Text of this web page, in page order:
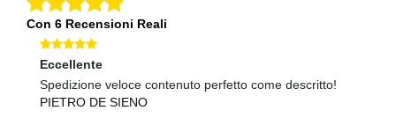
Con 6 Recensioni Reali
Eccellente
Spedizione veloce contenuto perfetto come descritto!
PIETRO DE SIENO